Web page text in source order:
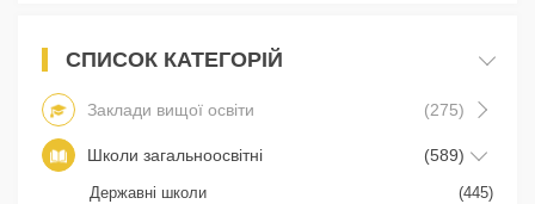
СПИСОК КАТЕГОРІЙ
Заклади вищої освіти (275)
Школи загальноосвітні (589)
Державні школи
(445)